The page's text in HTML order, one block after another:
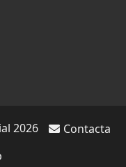
2026
Contacta